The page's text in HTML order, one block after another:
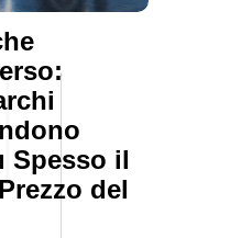
Spesso il
del